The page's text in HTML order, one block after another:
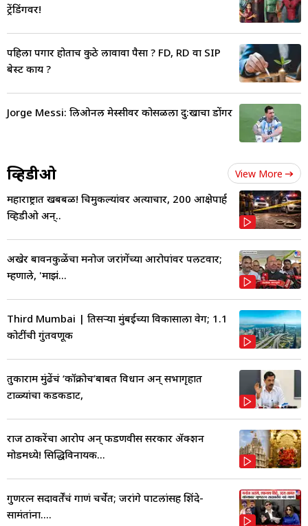
ट्रेंडिंगवर!
पहिला पगार होताच कुठे लावावा पैसा ? FD, RD वा SIP
बेस्ट काय ?
Jorge Messi: लिओनल मेस्सीवर कोसळला दु:खाचा डोंगर
व्हिडीओ View More
महाराष्ट्रात खबबळ! चिमुकल्यांवर अत्याचार, 200 आक्षेपार्ह
व्हिडीओ अन्..
अखेर बावनकुळेंचा मनोज जरांगेंच्या आरोपांवर पलटवार;
म्हणाले, 'माझं...
Third Mumbai | तिसऱ्या मुंबईच्या विकासाला वेग; 1.1
कोटींची गुंतवणूक
तुकाराम मुंढेंचं ‘कॉक्रोच’बाबत विधान अन् सभागृहात
टाळ्यांचा कडकडाट,
राज ठाकरेंचा आरोप अन् फडणवीस सरकार ॲक्शन
मोडमध्ये! सिद्धिविनायक...
गुणरत्न सदावर्तेंचं गाणं चर्चेत; जरांगे पाटलांसह शिंदे-
सामंतांना....